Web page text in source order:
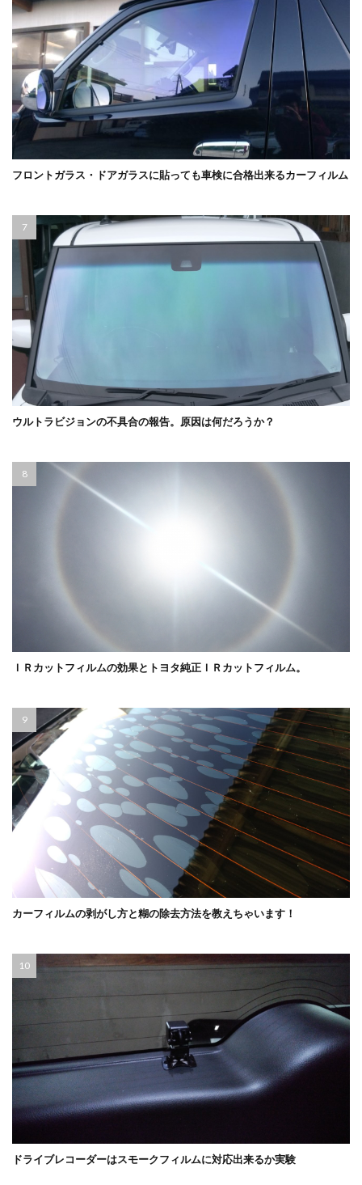
フロントガラス・ドアガラスに貼っても車検に合格出来るカーフィルム
ウルトラビジョンの不具合の報告。原因は何だろうか？
ＩＲカットフィルムの効果とトヨタ純正ＩＲカットフィルム。
カーフィルムの剥がし方と糊の除去方法を教えちゃいます！
ドライブレコーダーはスモークフィルムに対応出来るか実験